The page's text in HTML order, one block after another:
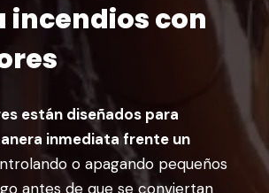
incendios con
están diseñados para
inmediata frente un
o apagando pequeños
antes de que se conviertan